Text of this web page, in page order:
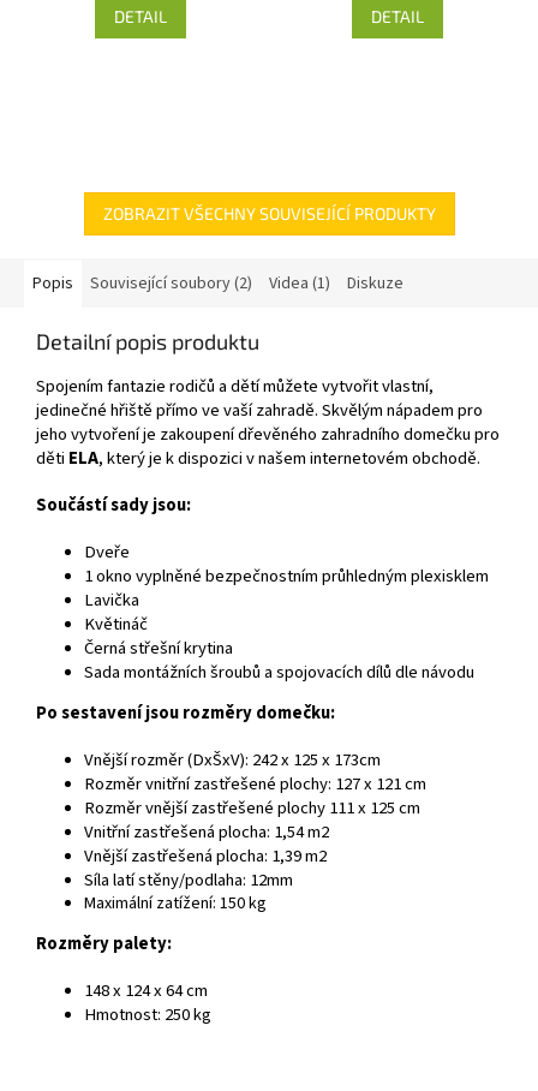
DETAIL DETAIL
ZOBRAZIT VŠECHNY SOUVISEJÍCÍ PRODUKTY
Popis Související soubory (2) Videa (1) Diskuze
Detailní popis produktu
Spojením fantazie rodičů a dětí můžete vytvořit vlastní,
jedinečné hřiště přímo ve vaší zahradě. Skvělým nápadem pro
jeho vytvoření je zakoupení dřevěného zahradního domečku pro
děti ELA, který je k dispozici v našem internetovém obchodě.
Součástí sady jsou:
Dveře
1 okno vyplněné bezpečnostním průhledným plexisklem
Lavička
Květináč
Černá střešní krytina
Sada montážních šroubů a spojovacích dílů dle návodu
Po sestavení jsou rozměry domečku:
Vnější rozměr (DxŠxV): 242 x 125 x 173cm
Rozměr vnitřní zastřešené plochy: 127 x 121 cm
Rozměr vnější zastřešené plochy 111 x 125 cm
Vnitřní zastřešená plocha: 1,54 m2
Vnější zastřešená plocha: 1,39 m2
Síla latí stěny/podlaha: 12mm
Maximální zatížení: 150 kg
Rozměry palety:
148 x 124 x 64 cm
Hmotnost: 250 kg